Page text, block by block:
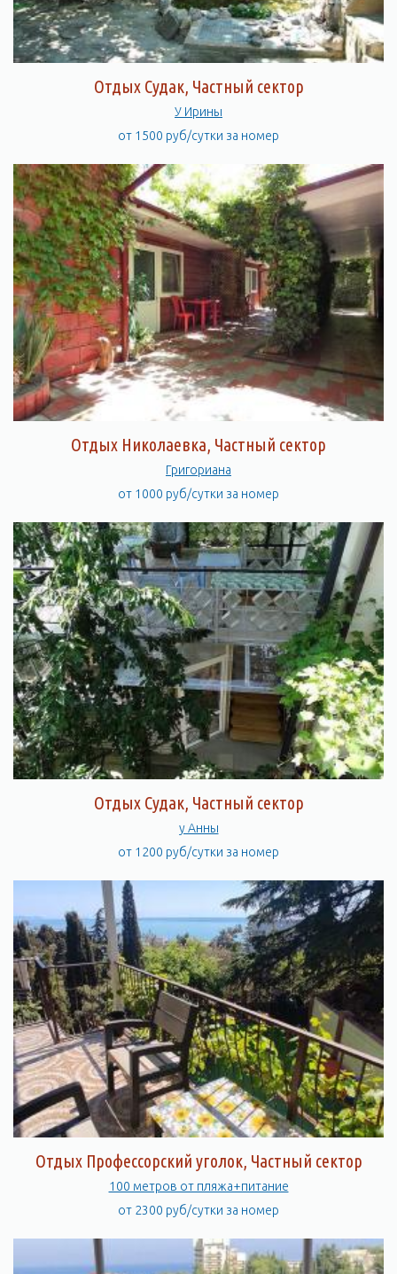
Отдых Судак, Частный сектор
У Ирины
от 1500 руб/сутки за номер
Отдых Николаевка, Частный сектор
Григориана
от 1000 руб/сутки за номер
Отдых Судак, Частный сектор
у Анны
от 1200 руб/сутки за номер
Отдых Профессорский уголок, Частный сектор
100 метров от пляжа+питание
от 2300 руб/сутки за номер